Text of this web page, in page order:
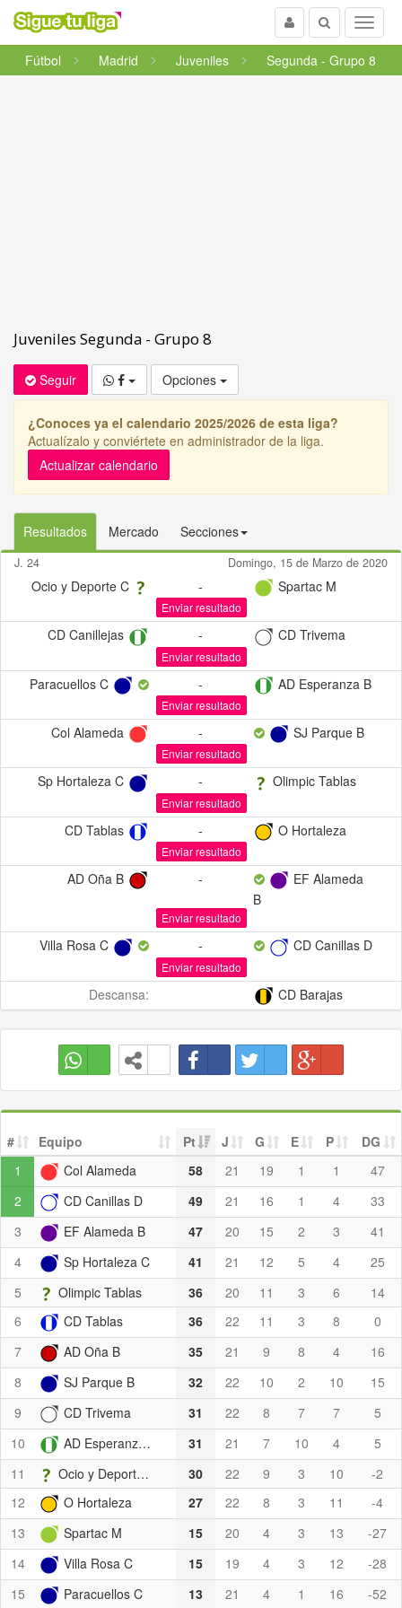
Menu
Buscar
Usuario
Fútbol
Madrid Juveniles Segunda - Grupo 8
Juveniles Segunda - Grupo 8
Seguir Opciones
¿Conoces ya el calendario 2025/2026 de esta liga?
Actualízalo y conviértete en administrador de la liga.
Actualizar calendario
Resultados Mercado Secciones
J. 24 Domingo, 15 de Marzo de 2020
Ocio y Deporte C - Spartac M
Enviar resultado
CD Canillejas - CD Trivema
Enviar resultado
Paracuellos C - AD Esperanza B
Enviar resultado
Col Alameda - SJ Parque B
Enviar resultado
Sp Hortaleza C - Olimpic Tablas
Enviar resultado
CD Tablas - O Hortaleza
Enviar resultado
AD Oña B -
EF Alameda
B
Enviar resultado
Villa Rosa C - CD Canillas D
Enviar resultado
Descansa: CD Barajas
# Equipo Pt J G E P
DG
1
Col Alameda 58 21 19 1 1
47
2
CD Canillas D 49 21 16 1 4
33
3
EF Alameda B 47 20 15 2 3
41
4
Sp Hortaleza C 41 21 12 5 4
25
5
Olimpic Tablas 36 20 11 3 6
14
6
CD Tablas 36 22 11 3 8
0
7
AD Oña B 35 21 9 8 4
16
8
SJ Parque B 32 22 10 2 10
15
9
CD Trivema 31 22 8 7 7
5
10
AD Esperanza B 31 21 7 10 4
5
11
Ocio y Deporte C 30 22 9 3 10
-2
12
O Hortaleza 27 22 8 3 11
-4
13
Spartac M 15 20 4 3 13
-27
14
Villa Rosa C 15 19 4 3 12
-28
15
Paracuellos C 13 21 4 1 16 -52